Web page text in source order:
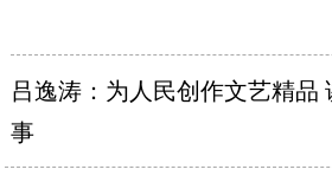
吕逸涛：为人民创作文艺精品
事